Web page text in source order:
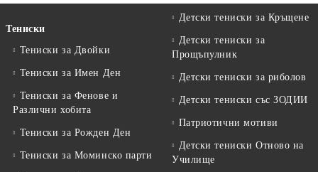
Тениски
Тениски за Двойки
Тениски за Имен Ден
Тениски за Фенове и
Различни хобита
Тениски за Рожден Ден
Тениски за Mоминско парти
Детски тениски за Кръщене
Детски тениски за
Прощъпулник
Детски тениски за риболов
Детски тениски със ЗОДИИ
Патриотични мотиви
Детски тениски Отново на
Училище